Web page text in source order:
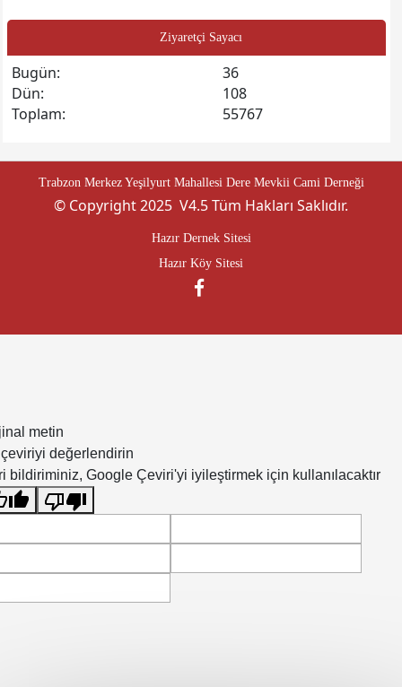
Ziyaretçi Sayacı
Bugün:
36
Dün:
108
Toplam:
55767
Trabzon Merkez Yeşilyurt Mahallesi Dere Mevkii Cami Derneği
© Copyright 2025 V4.5 Tüm Hakları Saklıdır.
Hazır Dernek Sitesi
Hazır Köy Sitesi
metin
değerlendirin
bildiriminiz, Google Çeviri'yi iyileştirmek için kullanılacaktır